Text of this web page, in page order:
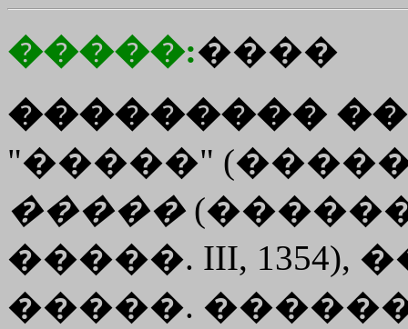
�����:����
���������
"�����"
�����
�����. III,
�����.